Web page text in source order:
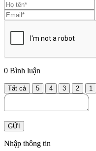
0 Bình luận
Tất cả 5 4 3 2 1
GỬI
Nhập thông tin